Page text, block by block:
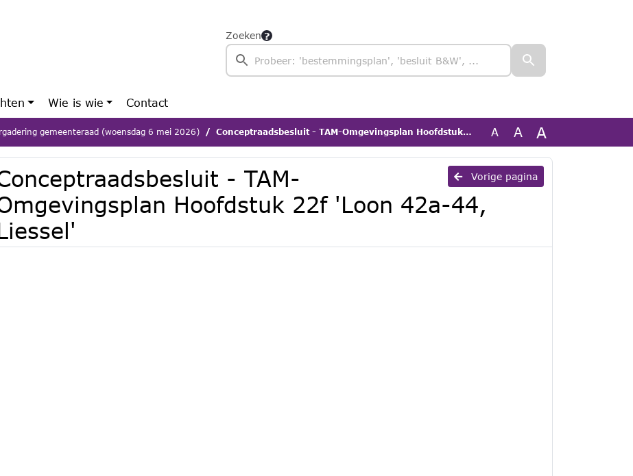
Zoeken
Wie is wie Contact
gemeenteraad (woensdag 6 mei 2026) Conceptraadsbesluit - TAM-Omgevingsplan Hoofdstuk 22f 'Loon 42a-44, Liessel' A A A
Vorige pagina
- TAM-
Hoofdstuk 22f 'Loon 42a-44,